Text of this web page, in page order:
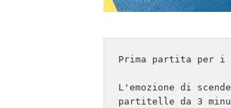
Prima partita per i
L'emozione di
partitelle da 3